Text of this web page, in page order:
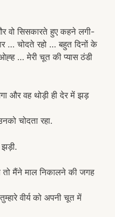
सिसकारते हुए कहने लगी-
… चोदते रहो … बहुत दिनों के
… मेरी चूत की प्यास ठंडी
और वह थोड़ी ही देर में झड़
चोदता रहा.
झड़ी.
तो मैंने माल निकालने की जगह
वीर्य को अपनी चूत में